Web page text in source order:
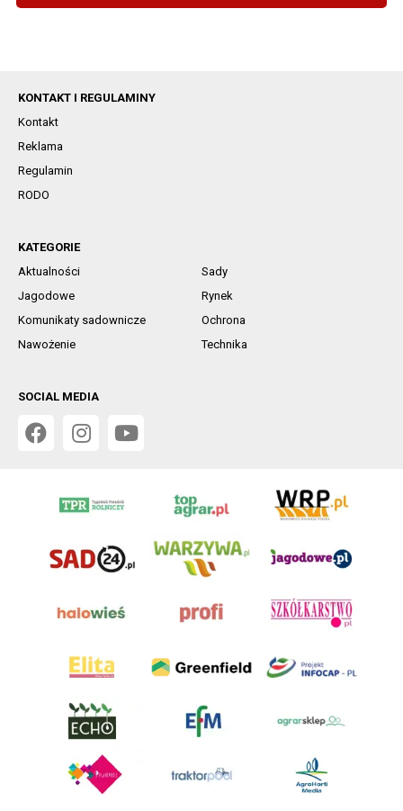
KONTAKT I REGULAMINY
Kontakt
Reklama
Regulamin
RODO
KATEGORIE
Aktualności
Sady
Jagodowe
Rynek
Komunikaty sadownicze
Ochrona
Nawożenie
Technika
SOCIAL MEDIA